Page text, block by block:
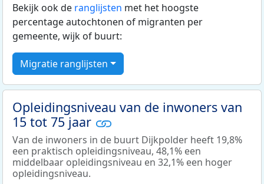
Bekijk ook de ranglijsten met het hoogste
percentage autochtonen of migranten per
gemeente, wijk of buurt:
Migratie ranglijsten
Opleidingsniveau van de inwoners van
15 tot 75 jaar
Van de inwoners in de buurt Dijkpolder heeft 19,8%
een praktisch opleidingsniveau, 48,1% een
middelbaar opleidingsniveau en 32,1% een hoger
opleidingsniveau.